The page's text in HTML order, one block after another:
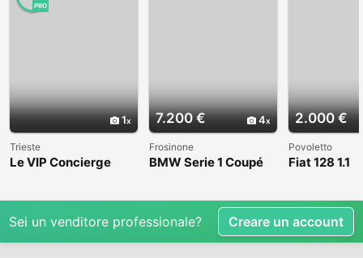
1
PRO
Trieste
Le VIP Concierge
7.200 € 4
Frosinone
BMW Serie 1 Coupé
2.000 €
Povoletto
Fiat 128 1.1
Sei un venditore professionale? Creare un account